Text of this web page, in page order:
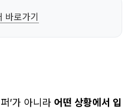
바로가기
’가 아니라 어떤 상황에서 입